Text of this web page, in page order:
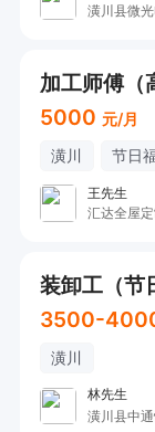
潢川县微
加工师傅（
5000 元/月
潢川 节日
王先生
汇达全屋
装卸工（节
3500-
潢川
林先生
潢川县中